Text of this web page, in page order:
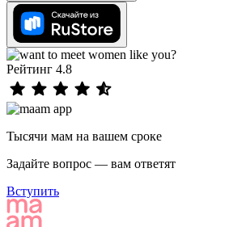
Рейтинг 4.8
Тысячи мам на вашем сроке
Задайте вопрос — вам ответят
Вступить